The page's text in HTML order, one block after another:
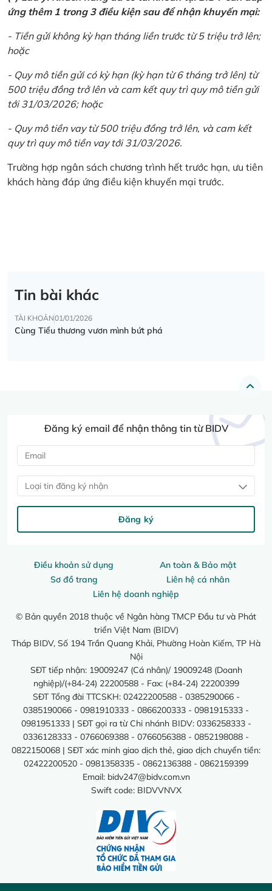
ứng thêm 1 trong 3 điều kiện sau để nhận khuyến mại:
- Tiền gửi không kỳ hạn tháng liền trước từ 5 triệu trở lên;
hoặc
- Quy mô tiền gửi có kỳ hạn (kỳ hạn từ 6 tháng trở lên) từ
500 triệu đồng trở lên và cam kết quy trì quy mô tiền gửi
tới 31/03/2026; hoặc
- Quy mô tiền vay từ 500 triệu đồng trở lên, và cam kết
quy trì quy mô tiền vay tới 31/03/2026.
Trường hợp ngân sách chương trình hết trước hạn, ưu tiên
khách hàng đáp ứng điều kiện khuyến mại trước.
Tin bài khác
TÀI KHOẢN01/01/2026
Cùng Tiểu thương vươn mình bứt phá
Điều khoản sử dụng
An toàn & Bảo mật
Sơ đồ trang
Liên hệ cá nhân
Liên hệ doanh nghiệp
© Bản quyền 2018 thuộc về Ngân hàng TMCP Đầu tư và Phát
triển Việt Nam (BIDV)
Tháp BIDV, Số 194 Trần Quang Khải, Phường Hoàn Kiếm, TP Hà
Nội
SĐT tiếp nhận: 19009247 (Cá nhân)/ 19009248 (Doanh
nghiệp)/(+84-24) 22200588 - Fax: (+84-24) 22200399
SĐT Tổng đài TTCSKH: 02422200588 - 0385290066 -
0385190066 - 0981910333 - 0866200333 - 0981915333 -
0981951333 | SĐT gọi ra từ Chi nhánh BIDV: 0336258333 -
0336128333 - 0766069388 - 0766056388 - 0852198088 -
0822150068 | SĐT xác minh giao dịch thẻ, giao dịch chuyển tiền:
02422200520 - 0981358335 - 0862136388 - 0862159399
Email: bidv247@bidv.com.vn
Swift code: BIDVVNVX
Đăng ký email để nhận thông tin từ BIDV
Loại tin đăng ký nhận
Đăng ký